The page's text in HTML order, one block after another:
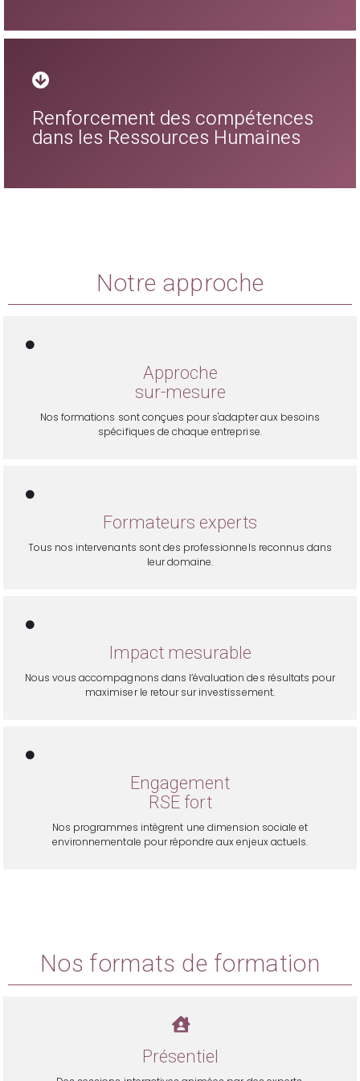
Renforcement des compétences
dans les Ressources Humaines
Notre approche
Approche
sur-mesure
Nos formations sont conçues pour s'adapter aux besoins
spécifiques de chaque entreprise.
Formateurs experts
Tous nos intervenants sont des professionnels reconnus dans
leur domaine.
Impact mesurable
Nous vous accompagnons dans l’évaluation des résultats pour
maximiser le retour sur investissement.
Engagement
RSE fort
Nos programmes intègrent une dimension sociale et
environnementale pour répondre aux enjeux actuels.
Nos formats de formation
Présentiel